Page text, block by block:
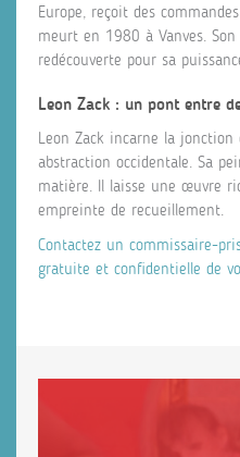
Europe, reçoit des
meurt en 1980 à Vanves.
redécouverte pour sa
Leon Zack : un pont entre
Leon Zack incarne la
abstraction occidentale. Sa
matière. Il laisse une œuvre
empreinte de recueillement.
Contactez un commissaire-
gratuite et confidentielle de